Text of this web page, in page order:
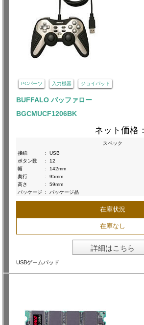
PCパーツ 入力機器 ジョイパッド
BUFFALO バッファロー
BGCMUCF1206BK
ネット価格：
スペック
接続
:
USB
ボタン数
:
12
幅
:
142mm
奥行
:
95mm
高さ
:
59mm
パッケージ
: パッケージ品
在庫状況
在庫なし
詳細はこちら
USBゲームパッド